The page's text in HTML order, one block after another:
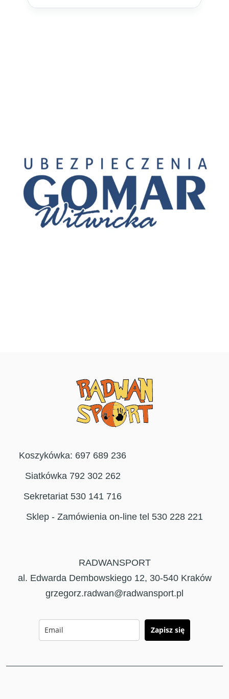
Koszykówka: 697 689 236
Siatkówka 792 302 262
Sekretariat 530 141 716
Sklep - Zamówienia on-line tel 530 228 221
RADWANSPORT
al. Edwarda Dembowskiego 12, 30-540 Kraków
grzegorz.radwan@radwansport.pl
Zapisz się